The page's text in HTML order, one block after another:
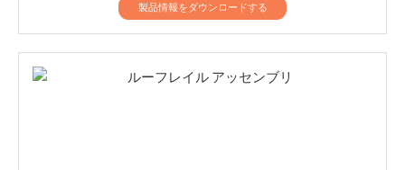
製品情報をダウンロードする